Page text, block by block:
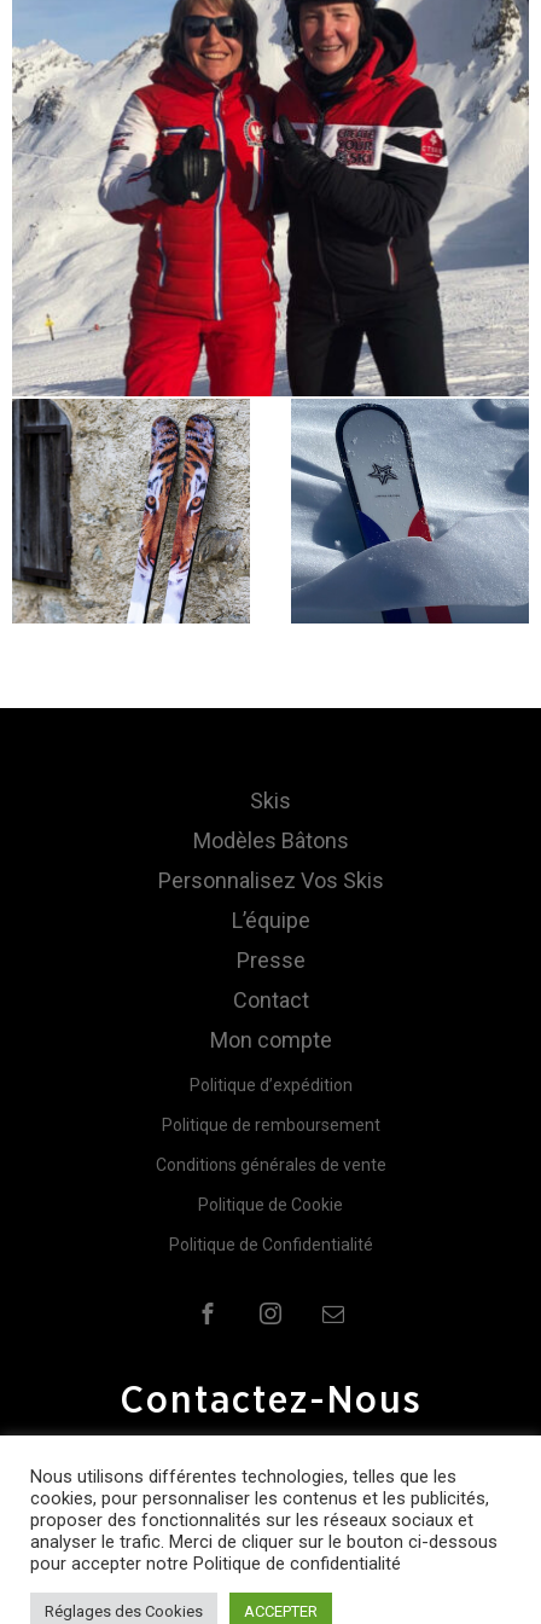
Skis
Modèles Bâtons
Personnalisez Vos Skis
L’équipe
Presse
Contact
Mon compte
Politique d’expédition
Politique de remboursement
Conditions générales de vente
Politique de Cookie
Politique de Confidentialité
Contactez-Nous
info@ctskis.fr
© 2026CTSKIS
Nous utilisons différentes technologies, telles que les
cookies, pour personnaliser les contenus et les publicités,
proposer des fonctionnalités sur les réseaux sociaux et
analyser le trafic. Merci de cliquer sur le bouton ci-dessous
pour accepter notre Politique de confidentialité
Réglages des Cookies ACCEPTER